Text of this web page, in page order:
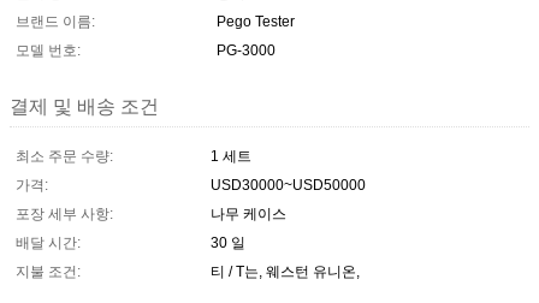
브랜드 이름:
Pego Tester
모델 번호:
PG-3000
결제 및 배송 조건
최소 주문 수량:
1 세트
가격:
USD30000~USD50000
포장 세부 사항:
나무 케이스
배달 시간:
30 일
지불 조건:
티 / T는, 웨스턴 유니온,